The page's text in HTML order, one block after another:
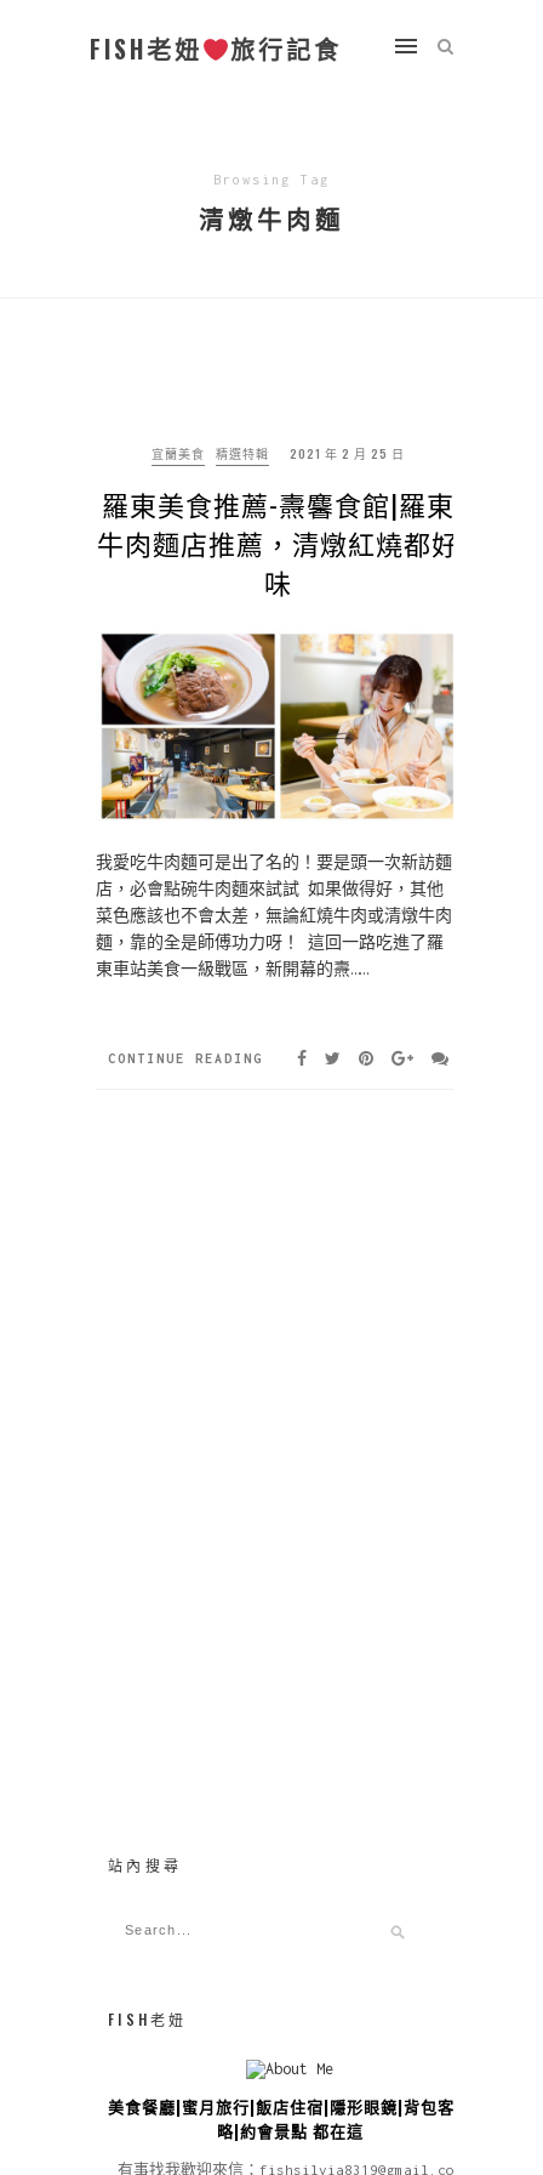
FISH老妞 旅行記食
Browsing Tag
清燉牛肉麵
宜蘭美食 精選特輯 2021 年 2 月 25 日
羅東美食推薦-燾麘食館|羅東
牛肉麵店推薦，清燉紅燒都好
味
我愛吃牛肉麵可是出了名的！要是頭一次新訪麵
店，必會點碗牛肉麵來試試 如果做得好，其他
菜色應該也不會太差，無論紅燒牛肉或清燉牛肉
麵，靠的全是師傅功力呀！ 這回一路吃進了羅
東車站美食一級戰區，新開幕的燾……
CONTINUE READING
站內搜尋
FISH老妞
美食餐廳|蜜月旅行|飯店住宿|隱形眼鏡|背包客攻
略|約會景點 都在這
有事找我歡迎來信：fishsilvia8319@gmail.com